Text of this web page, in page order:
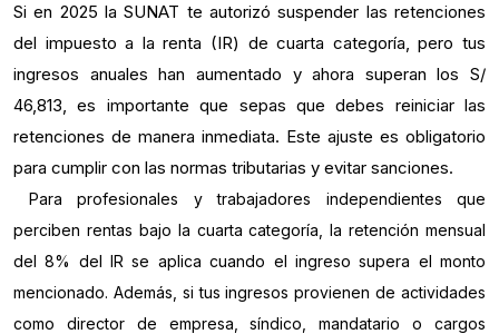
Si en 2025 la SUNAT te autorizó suspender las retenciones
del impuesto a la renta (IR) de cuarta categoría, pero tus
ingresos anuales han aumentado y ahora superan los S/
46,813, es importante que sepas que debes reiniciar las
retenciones de manera inmediata. Este ajuste es obligatorio
para cumplir con las normas tributarias y evitar sanciones.
Para profesionales y trabajadores independientes que
perciben rentas bajo la cuarta categoría, la retención mensual
del 8% del IR se aplica cuando el ingreso supera el monto
mencionado. Además, si tus ingresos provienen de actividades
como director de empresa, síndico, mandatario o cargos